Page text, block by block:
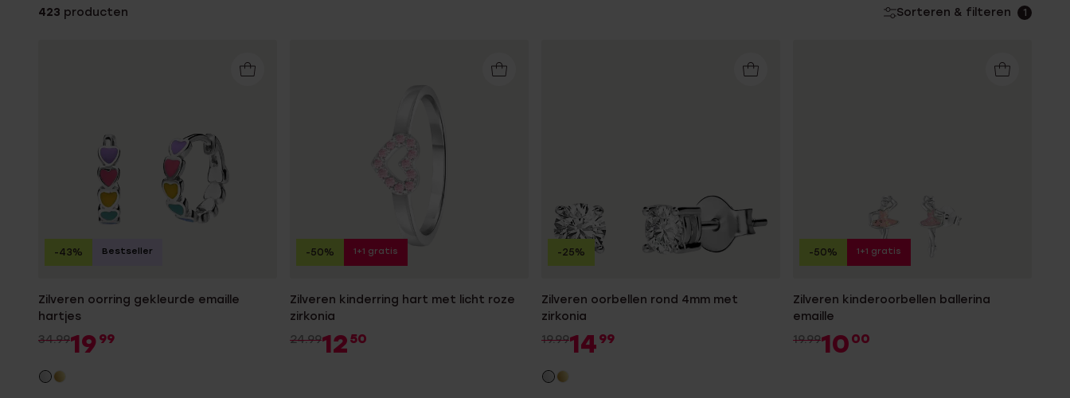
Piercings
423 producten Sorteren & filteren 1
Zilveren oorring gekleurde emaille
hartjes
34.9919 99
-43% Bestseller
Zilveren kinderring hart met licht roze
zirkonia
24.9912 50
-50% 1+1 gratis
Zilveren oorbellen rond 4mm met
zirkonia
19.9914 99
-25%
Zilveren kinderoorbellen ballerina
emaille
19.9910 00
-50% 1+1 gratis